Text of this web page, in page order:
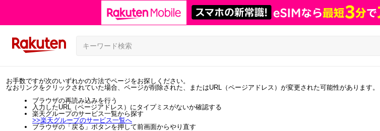
お手数ですが次のいずれかの方法でページをお探しください。
なおリンクをクリックされていた場合、ページが削除された、またはURL（ページアドレス）が変更された可能性があります。
ブラウザの再読み込みを行う
入力したURL（ページアドレス）にタイプミスがないか確認する
楽天グループのサービス一覧から探す
>>楽天グループのサービス一覧へ
ブラウザの「戻る」ボタンを押して前画面からやり直す